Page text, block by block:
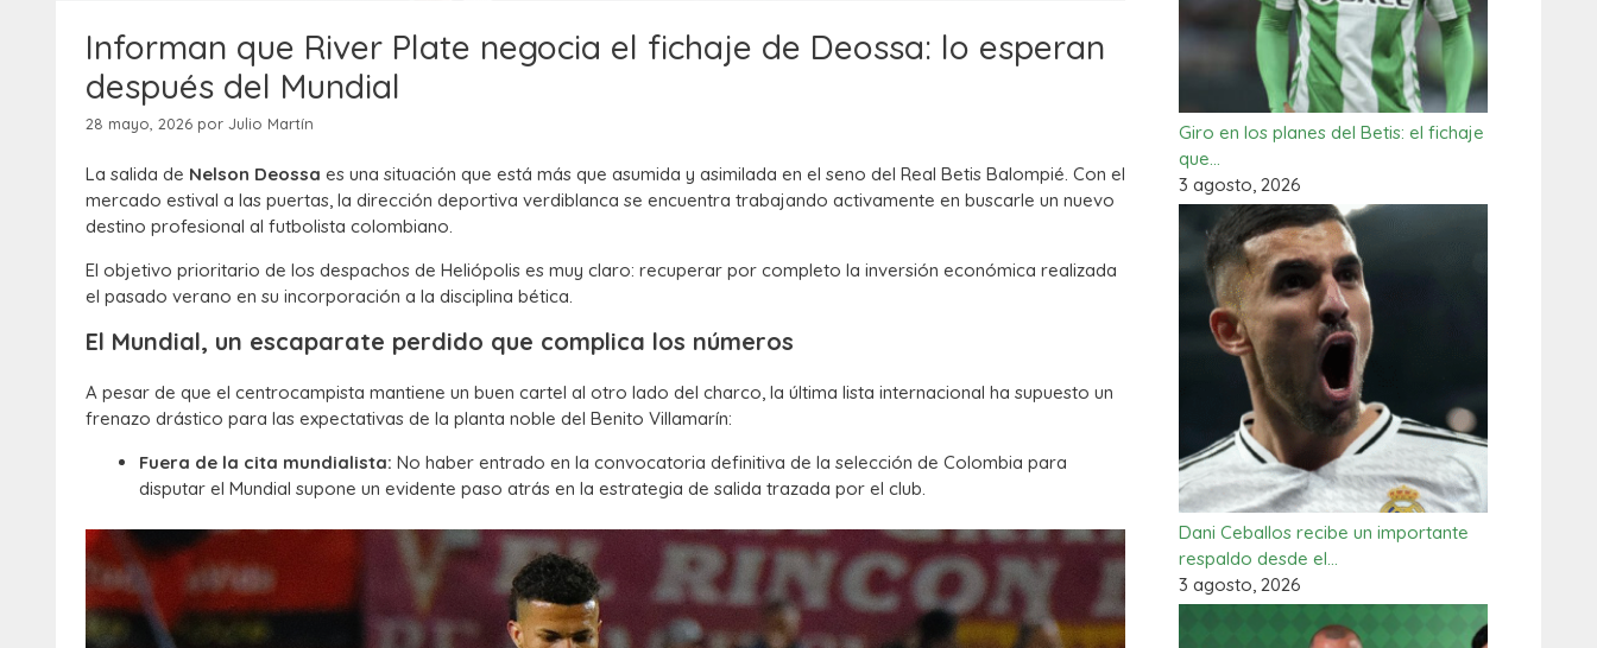
Informan que River Plate negocia el fichaje de Deossa: lo esperan
después del Mundial
28 mayo, 2026 por Julio Martín
La salida de Nelson Deossa es una situación que está más que asumida y asimilada en el seno del Real Betis Balompié. Con el
mercado estival a las puertas, la dirección deportiva verdiblanca se encuentra trabajando activamente en buscarle un nuevo
destino profesional al futbolista colombiano.
El objetivo prioritario de los despachos de Heliópolis es muy claro: recuperar por completo la inversión económica realizada
el pasado verano en su incorporación a la disciplina bética.
El Mundial, un escaparate perdido que complica los números
A pesar de que el centrocampista mantiene un buen cartel al otro lado del charco, la última lista internacional ha supuesto un
frenazo drástico para las expectativas de la planta noble del Benito Villamarín:
Fuera de la cita mundialista: No haber entrado en la convocatoria definitiva de la selección de Colombia para
disputar el Mundial supone un evidente paso atrás en la estrategia de salida trazada por el club.
Giro en los planes del Betis: el fichaje
que…
3 agosto, 2026
Dani Ceballos recibe un importante
respaldo desde el…
3 agosto, 2026